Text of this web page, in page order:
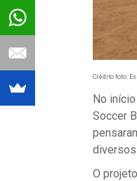
Crédito foto:
No
Soccer
diversos
O